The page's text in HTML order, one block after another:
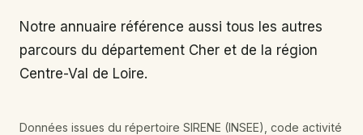
Notre annuaire référence aussi tous les autres
parcours du département Cher et de la région
Centre-Val de Loire.
Données issues du répertoire SIRENE (INSEE), code activité